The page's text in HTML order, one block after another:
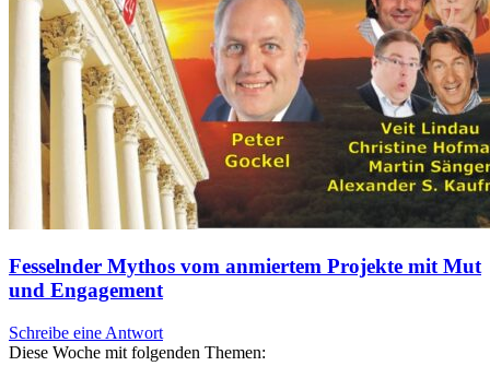
Fesselnder Mythos vom anmiertem Projekte mit Mut
und Engagement
Schreibe eine Antwort
Diese Woche mit folgenden Themen: